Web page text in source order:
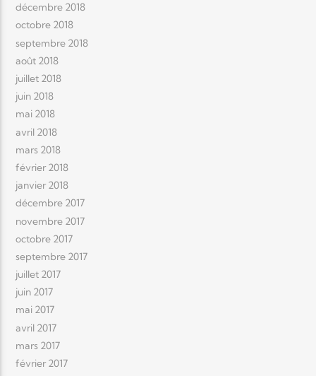
décembre 2018
octobre 2018
septembre 2018
août 2018
juillet 2018
juin 2018
mai 2018
avril 2018
mars 2018
février 2018
janvier 2018
décembre 2017
novembre 2017
octobre 2017
septembre 2017
juillet 2017
juin 2017
mai 2017
avril 2017
mars 2017
février 2017